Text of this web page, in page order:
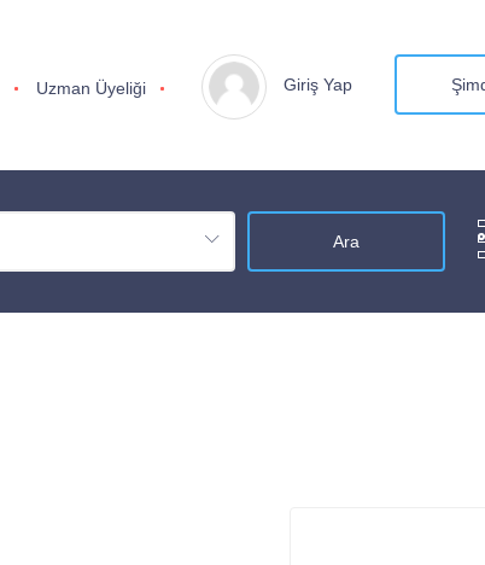
Uzman Üyeliği Giriş Yap